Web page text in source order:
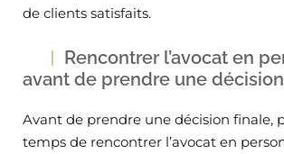
de clients satisfaits.
Rencontrer l’avocat en
avant de prendre une décision
Avant de prendre une décision finale,
temps de rencontrer l’avocat en